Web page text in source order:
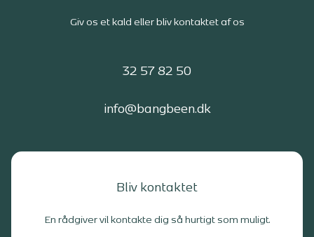
Giv os et kald eller bliv kontaktet af os
32 57 82 50
info@bangbeen.dk
Bliv kontaktet
En rådgiver vil kontakte dig så hurtigt som muligt.